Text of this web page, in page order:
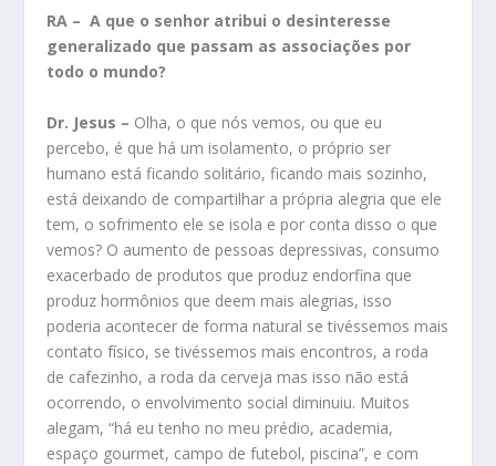
RA – A que o senhor atribui o desinteresse
generalizado que passam as associações por
todo o mundo?
Dr. Jesus – Olha, o que nós vemos, ou que eu
percebo, é que há um isolamento, o próprio ser
humano está ficando solitário, ficando mais sozinho,
está deixando de compartilhar a própria alegria que ele
tem, o sofrimento ele se isola e por conta disso o que
vemos? O aumento de pessoas depressivas, consumo
exacerbado de produtos que produz endorfina que
produz hormônios que deem mais alegrias, isso
poderia acontecer de forma natural se tivéssemos mais
contato físico, se tivéssemos mais encontros, a roda
de cafezinho, a roda da cerveja mas isso não está
ocorrendo, o envolvimento social diminuiu. Muitos
alegam, “há eu tenho no meu prédio, academia,
espaço gourmet, campo de futebol, piscina”, e com